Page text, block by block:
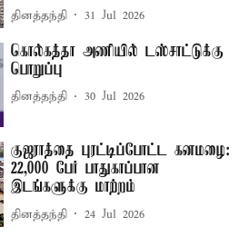
தினத்தந்தி 31 Jul 2026
கொல்கத்தா அணியில் டஸ்சாட்டுக்கு
பொறுப்பு
தினத்தந்தி 30 Jul 2026
குஜராத்தை புரட்டிப்போட்ட கனமழை:
22,000 பேர் பாதுகாப்பான
இடங்களுக்கு மாற்றம்
தினத்தந்தி 24 Jul 2026